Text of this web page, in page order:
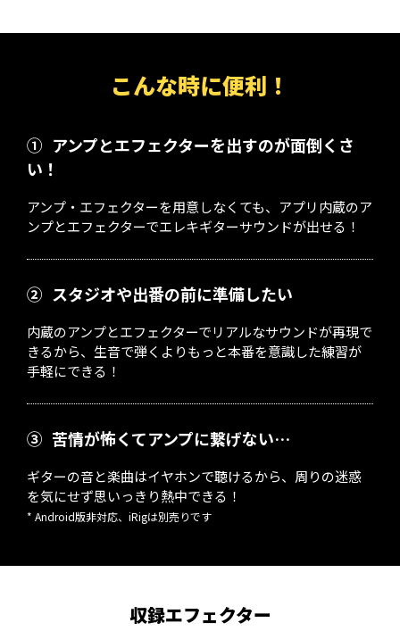
こんな時に便利！
① アンプとエフェクターを出すのが面倒くさ
い！
アンプ・エフェクターを用意しなくても、アプリ内蔵のア
ンプとエフェクターでエレキギターサウンドが出せる！
② スタジオや出番の前に準備したい
内蔵のアンプとエフェクターでリアルなサウンドが再現で
きるから、生音で弾くよりもっと本番を意識した練習が
手軽にできる！
③ 苦情が怖くてアンプに繋げない…
ギターの音と楽曲はイヤホンで聴けるから、周りの迷惑
を気にせず思いっきり熱中できる！
* Android版非対応、iRigは別売りです
収録エフェクター